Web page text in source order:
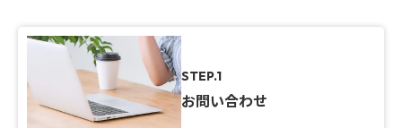
STEP.1
お問い合わせ